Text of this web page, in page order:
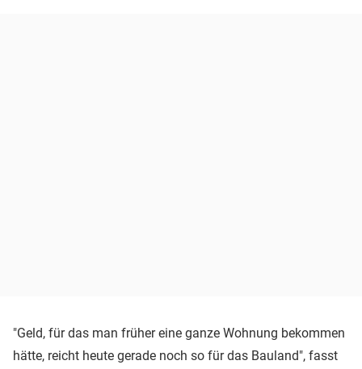
"Geld, für das man früher eine ganze Wohnung bekommen
hätte, reicht heute gerade noch so für das Bauland", fasst